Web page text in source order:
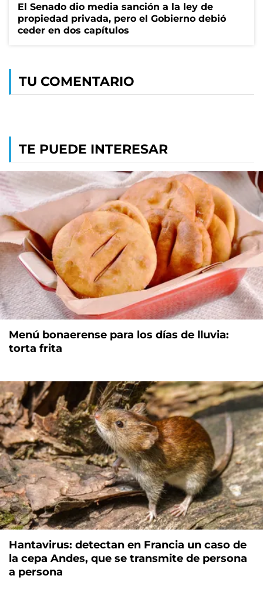
El Senado dio media sanción a la ley de
propiedad privada, pero el Gobierno debió
ceder en dos capítulos
TU COMENTARIO
TE PUEDE INTERESAR
Menú bonaerense para los días de lluvia:
torta frita
Hantavirus: detectan en Francia un caso de
la cepa Andes, que se transmite de persona
a persona